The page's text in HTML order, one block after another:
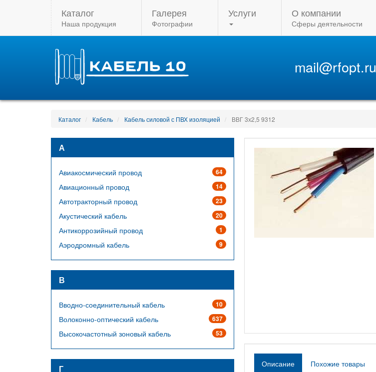
Каталог
Наша продукция
Галерея
Фотографии
Услуги О компании
Сферы деятельности
mail@rfopt.ru
Каталог Кабель Кабель силовой с ПВХ изоляцией ВВГ 3х2,5 9312
А
64
Авиакосмический провод
14
Авиационный провод
23
Автотракторный провод
20
Акустический кабель
1
Антикоррозийный провод
9
Аэродромный кабель
В
10
Вводно-соединительный кабель
637
Волоконно-оптический кабель
53
Высокочастотный зоновый кабель
Г Описание Похожие товары